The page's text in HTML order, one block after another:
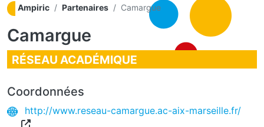
Ampiric Partenaires Camargue
Camargue
RÉSEAU ACADÉMIQUE
Coordonnées
http://www.reseau-camargue.ac-aix-marseille.fr/